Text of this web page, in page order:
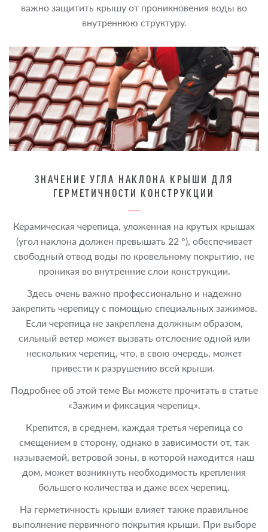
важно защитить крышу от проникновения воды во
внутреннюю структуру.
ЗНАЧЕНИЕ УГЛА НАКЛОНА КРЫШИ ДЛЯ
ГЕРМЕТИЧНОСТИ КОНСТРУКЦИИ
Керамическая черепица, уложенная на крутых крышах
(угол наклона должен превышать 22 °), обеспечивает
свободный отвод воды по кровельному покрытию, не
проникая во внутренние слои конструкции.
Здесь очень важно профессионально и надежно
закрепить черепицу с помощью специальных зажимов.
Если черепица не закреплена должным образом,
сильный ветер может вызвать отслоение одной или
нескольких черепиц, что, в свою очередь, может
привести к разрушению всей крыши.
Подробнее об этой теме Вы можете прочитать в статье
«Зажим и фиксация черепиц».
Крепится, в среднем, каждая третья черепица со
смещением в сторону, однако в зависимости от, так
называемой, ветровой зоны, в которой находится наш
дом, может возникнуть необходимость крепления
большего количества и даже всех черепиц.
На герметичность крыши влияет также правильное
выполнение первичного покрытия крыши. При выборе